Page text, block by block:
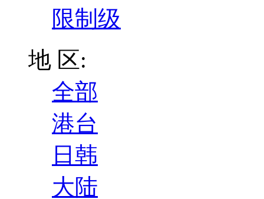
限制级
地 区:
全部
港台
日韩
大陆